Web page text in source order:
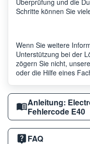
Schritte können Sie
Wenn Sie weitere
Unterstützung bei der
zögern Sie nicht,
oder die Hilfe eines
Anleitung:
Fehlercode E40
FAQ